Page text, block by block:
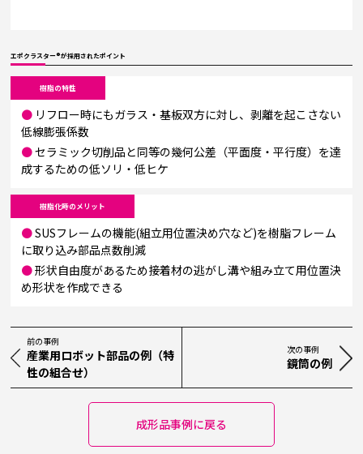
エポクラスター®が採用されたポイント
樹脂の特性
● リフロー時にもガラス・基板双方に対し、剥離を起こさない
低線膨張係数
●セラミック切削品と同等の幾何公差（平面度・平行度）を達
成するための低ソリ・低ヒケ
樹脂化時のメリット
●SUSフレームの機能(組立用位置決め穴など)を樹脂フレーム
に取り込み部品点数削減
●形状自由度があるため接着材の逃がし溝や組み立て用位置決
め形状を作成できる
前の事例
産業用ロボット部品の例（特
性の組合せ）
次の事例
鏡筒の例
成形品事例に戻る